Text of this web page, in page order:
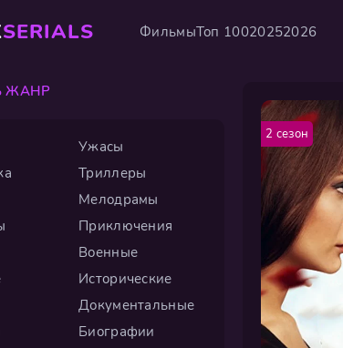
SERIALS ФильмыТоп 10020252026
2 сезон
ЖАНР
Ужасы
Триллеры
Мелодрамы
Приключения
Военные
Исторические
Документальные
Биографии